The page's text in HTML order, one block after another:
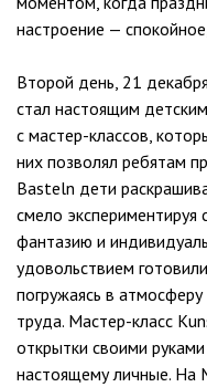
настроение —
Второй день, 21
стал настоящим
с мастер-классов,
них позволял ребятам
Basteln дети
смело экспериментируя
фантазию и
удовольствием
погружаясь в
труда. Мастер-класс
открытки своими
настоящему личные. На